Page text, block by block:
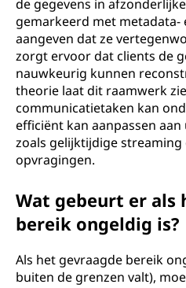
de gegevens in
gemarkeerd met metadata-
aangeven dat ze
zorgt ervoor dat clients de
nauwkeurig kunnen
theorie laat dit raamwerk
communicatietaken kan
efficiënt kan aanpassen
zoals gelijktijdige
opvragingen.
Wat gebeurt er als
bereik ongeldig is?
Als het gevraagde bereik
buiten de grenzen valt),